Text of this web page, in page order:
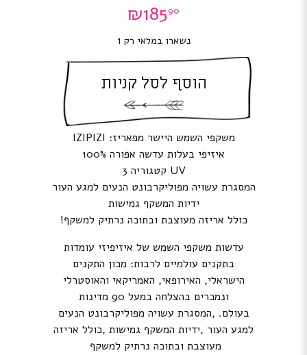
₪18590
נשארו במלאי רק 1
הוסף לסל קניות
משקפי השמש היישר מפאריז: IZIPIZI
איזיפי בעלות עדשה אפורה 100%
UV קטגוריה 3
המסגרת עשויה מפוליקרבונט הנעים למגע העור
ידיות המשקף גמישות
כולל אריזה מעוצבת ובתוכה נרתיק למשקף!
עדשות משקפי השמש של איזיפיזי עומדות
בתקנים עולמיים לרבות: מכון התקנים
הישראלי, האירופאי, האמריקאי והאוסטרלי
ונמכרים בהצלחה במעל 90 מדינות
בעולם. ,המסגרת עשויה מפוליקרבונט הנעים
למגע העור ,ידיות המשקף גמישות ,כולל אריזה
מעוצבת ובתוכה נרתיק למשקף